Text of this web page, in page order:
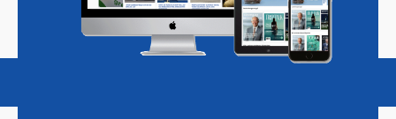
Magazine Podcasts Vacatures